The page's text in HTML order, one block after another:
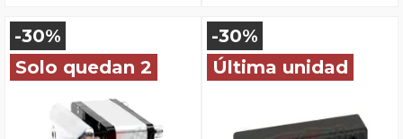
-30%
Solo quedan 2
-30%
Última unidad